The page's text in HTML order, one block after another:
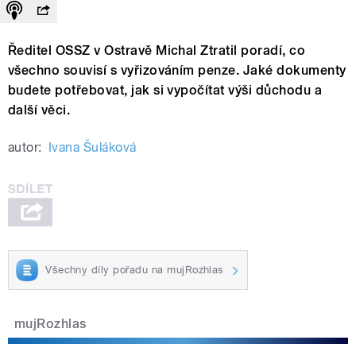
Ředitel OSSZ v Ostravě Michal Ztratil poradí, co
všechno souvisí s vyřizováním penze. Jaké dokumenty
budete potřebovat, jak si vypočítat výši důchodu a
další věci.
autor: Ivana Šuláková
Všechny díly pořadu na mujRozhlas
mujRozhlas